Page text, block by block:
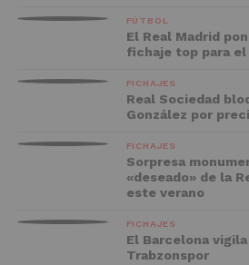
FÚTBOL
El Real Madrid
fichaje top para
FICHAJES
Real Sociedad
González por
FICHAJES
Sorpresa
«deseado» de la
este verano
FICHAJES
El Barcelona
Trabzonspor